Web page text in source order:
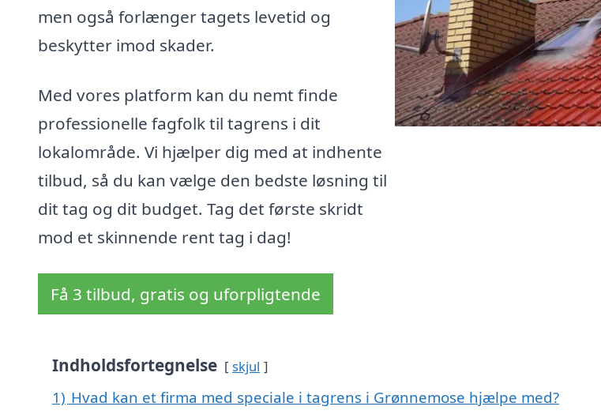
men også forlænger tagets levetid og
beskytter imod skader.
Med vores platform kan du nemt finde
professionelle fagfolk til tagrens i dit
lokalområde. Vi hjælper dig med at indhente
tilbud, så du kan vælge den bedste løsning til
dit tag og dit budget. Tag det første skridt
mod et skinnende rent tag i dag!
Få 3 tilbud, gratis og uforpligtende
Indholdsfortegnelse skjul
1) Hvad kan et firma med speciale i tagrens i Grønnemose hjælpe med?